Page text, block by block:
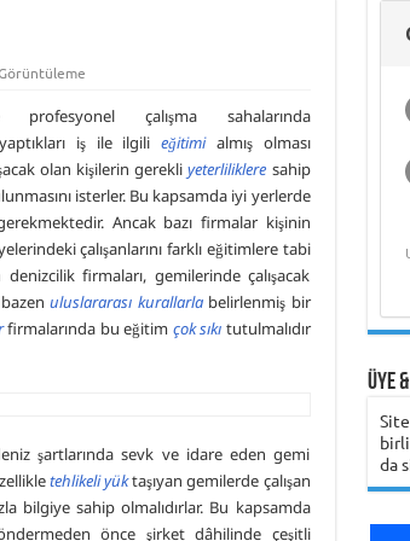
Girne Amerikan
Öğrenci Yorumu
profesyonel çalışma sahalarında
yaptıkları iş ile ilgilieğitimialmış olması
olan kişilerin gerekliyeterliliklere sahip
isterler. Bu kapsamda iyi yerlerde
Ancak bazı firmalar kişinin
çalışanlarını farklı eğitimlere tabi
firmaları, gemilerinde çalışacak
bazenuluslararası kurallarlabelirlenmiş bir
firmalarında bu eğitim çok sıkı tutulmalıdır
şartlarında sevk ve idare eden gemi
tehlikeli yüktaşıyan gemilerde çalışan
bilgiye sahip olmalıdırlar. Bu kapsamda
önce şirket dâhilinde çeşitli
Üye
da